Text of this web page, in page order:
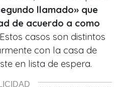
llamado» que
de acuerdo a como
Estos casos son distintos
con la casa de
en lista de espera.